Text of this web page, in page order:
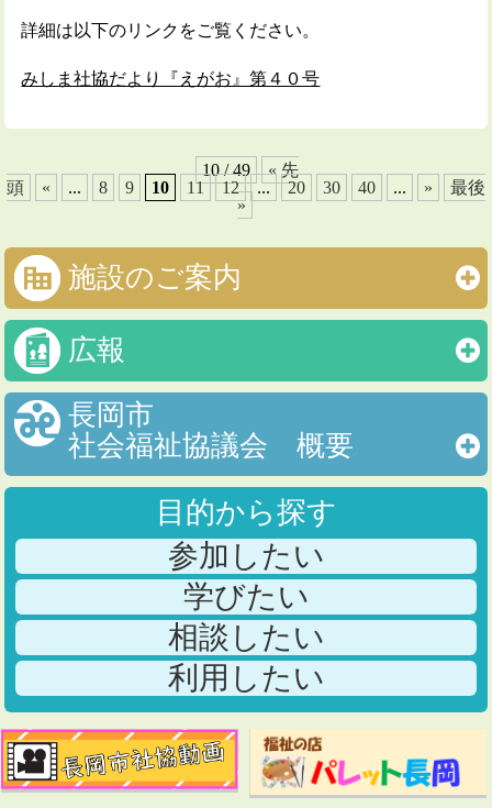
詳細は以下のリンクをご覧ください。
みしま社協だより『えがお』第４０号
10 / 49
« 先
頭
« ... 8 9 10 11 12 ... 20 30 40 ... »
最後
»
施設のご案内
広報
長岡市
社会福祉協議会 概要
目的から探す
参加したい
学びたい
相談したい
利用したい